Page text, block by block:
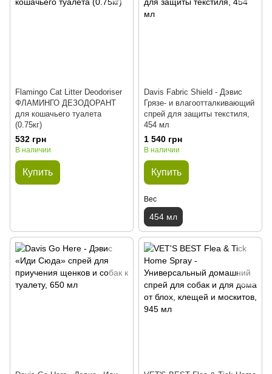
Flamingo Cat Litter Deodoriser
ФЛАМИНГО ДЕЗОДОРАНТ
для кошачьего туалета
(0.75кг)
532 грн
В наличии
Купить
Davis Fabric Shield - Дэвис
Грязе- и влагоотталкивающий
спрей для защиты текстиля,
454 мл
1 540 грн
В наличии
Купить
Вес
454 мл